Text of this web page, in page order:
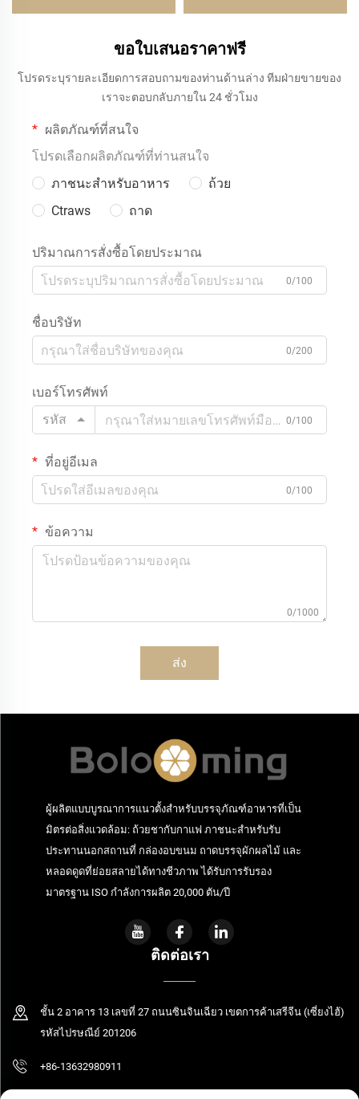
ขอใบเสนอราคาฟรี
โปรดระบุรายละเอียดการสอบถามของท่านด้านล่าง ทีมฝ่ายขายของ
เราจะตอบกลับภายใน 24 ชั่วโมง
ผลิตภัณฑ์ที่สนใจ
โปรดเลือกผลิตภัณฑ์ที่ท่านสนใจ
ภาชนะสำหรับอาหาร
ถ้วย
Ctraws
ถาด
ปริมาณการสั่งซื้อโดยประมาณ
0/100
ชื่อบริษัท
0/200
เบอร์โทรศัพท์
รหัส
0/100
ที่อยู่อีเมล
0/100
ข้อความ
0/1000
ส่ง
ผู้ผลิตแบบบูรณาการแนวตั้งสำหรับบรรจุภัณฑ์อาหารที่เป็น
มิตรต่อสิ่งแวดล้อม: ถ้วยชากับกาแฟ ภาชนะสำหรับรับ
ประทานนอกสถานที่ กล่องอบขนม ถาดบรรจุผักผลไม้ และ
หลอดดูดที่ย่อยสลายได้ทางชีวภาพ ได้รับการรับรอง
มาตรฐาน ISO กำลังการผลิต 20,000 ตัน/ปี
ติดต่อเรา
ชั้น 2 อาคาร 13 เลขที่ 27 ถนนซินจินเฉียว เขตการค้าเสรีจีน (เซี่ยงไฮ้)
รหัสไปรษณีย์ 201206
+86-13632980911